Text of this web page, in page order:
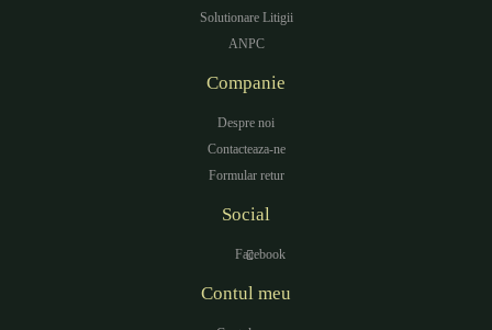
Solutionare Litigii
ANPC
Companie
Despre noi
Contacteaza-ne
Formular retur
Social
Facebook
Contul meu